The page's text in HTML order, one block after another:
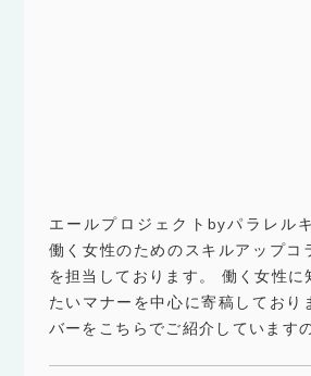
エールプロジェクトbyパラレル
働く女性のためのスキルアップ
を担当しております。 働く女性に
たいマナーを中心に寄稿しており
バーをこちらでご紹介しています